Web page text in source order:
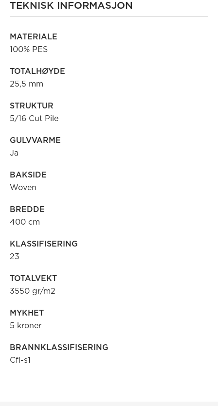
TEKNISK INFORMASJON
MATERIALE
100% PES
TOTALHØYDE
25,5 mm
STRUKTUR
5/16 Cut Pile
GULVVARME
Ja
BAKSIDE
Woven
BREDDE
400 cm
KLASSIFISERING
23
TOTALVEKT
3550 gr/m2
MYKHET
5 kroner
BRANNKLASSIFISERING
Cfl-s1